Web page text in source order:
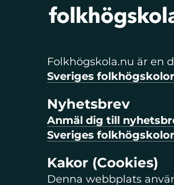
Folkhögskola.nu är en
Sveriges folkhögskolor
Nyhetsbrev
Anmäl dig till
Sveriges
Kakor (Cookies)
Denna webbplats